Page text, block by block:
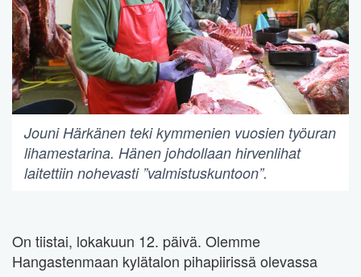
Jouni Härkänen teki kymmenien vuosien työuran
lihamestarina. Hänen johdollaan hirvenlihat
laitettiin nohevasti ”valmistuskuntoon”.
On tiistai, lokakuun 12. päivä. Olemme
Hangastenmaan kylätalon pihapiirissä olevassa